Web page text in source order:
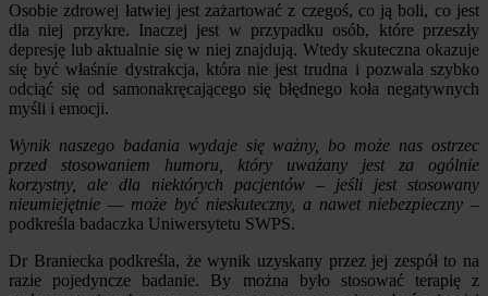
Osobie zdrowej łatwiej jest zażartować z czegoś, co ją boli, co jest
dla niej przykre. Inaczej jest w przypadku osób, które przeszły
depresję lub aktualnie się w niej znajdują. Wtedy skuteczna okazuje
się być właśnie dystrakcja, która nie jest trudna i pozwala szybko
odciąć się od samonakręcającego się błędnego koła negatywnych
myśli i emocji.
Wynik naszego badania wydaje się ważny, bo może nas ostrzec
przed stosowaniem humoru, który uważany jest za ogólnie
korzystny, ale dla niektórych pacjentów – jeśli jest stosowany
nieumiejętnie — może być nieskuteczny, a nawet niebezpieczny –
podkreśla badaczka Uniwersytetu SWPS.
Dr Braniecka podkreśla, że wynik uzyskany przez jej zespół to na
razie pojedyncze badanie. By można było stosować terapię z